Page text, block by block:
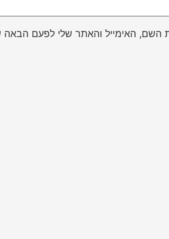
השם, האימייל והאתר שלי לפעם הבאה